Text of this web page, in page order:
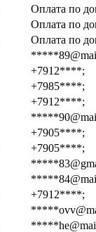
Оплата по
Оплата по
Оплата по
+7912****;
+7985****;
+7912****;
+7905****;
+7905****;
+7912****;